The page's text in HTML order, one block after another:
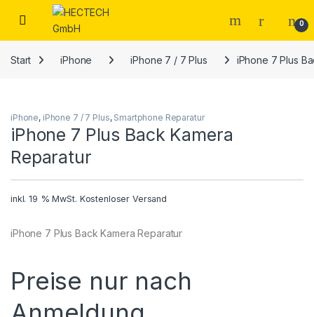
Open 0
Start iPhone iPhone 7 / 7 Plus iPhone 7 Plus
iPhone, iPhone 7 / 7 Plus, Smartphone Reparatur
iPhone 7 Plus Back Kamera
Reparatur
inkl. 19 % MwSt. Kostenloser Versand
iPhone 7 Plus Back Kamera Reparatur
Preise nur nach